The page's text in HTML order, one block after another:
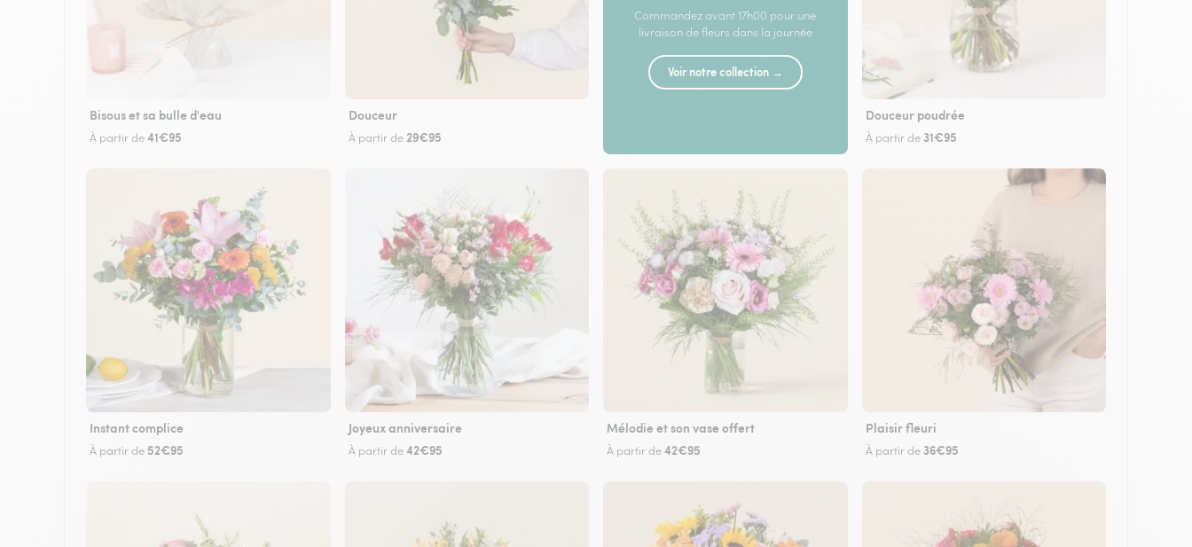
Bisous et sa bulle d'eau
À partir de41€95
Douceur
À partir de 29€95
Commandez avant 17h00 pour une
livraison de fleurs dans la journée
Voir notre collection →
Douceur poudrée
À partir de 31€95
Instant complice
À partir de 52€95
Joyeux anniversaire
À partir de42€95
Mélodie et son vase offert
À partir de42€95
Plaisir fleuri
À partir de 36€95